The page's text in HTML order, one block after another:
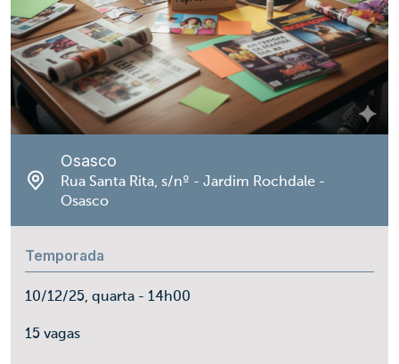
Osasco
Rua Santa Rita, s/nº - Jardim Rochdale -
Osasco
Temporada
10/12/25, quarta - 14h00
15 vagas